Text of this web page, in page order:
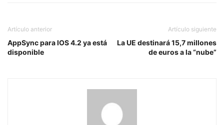
Artículo anterior
AppSync para IOS 4.2 ya está
disponible
Artículo siguiente
La UE destinará 15,7 millones
de euros a la “nube”